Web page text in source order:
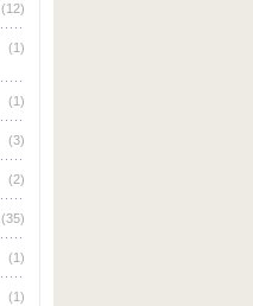
(12)
(1)
(1)
(3)
(2)
(35)
(1)
(1)